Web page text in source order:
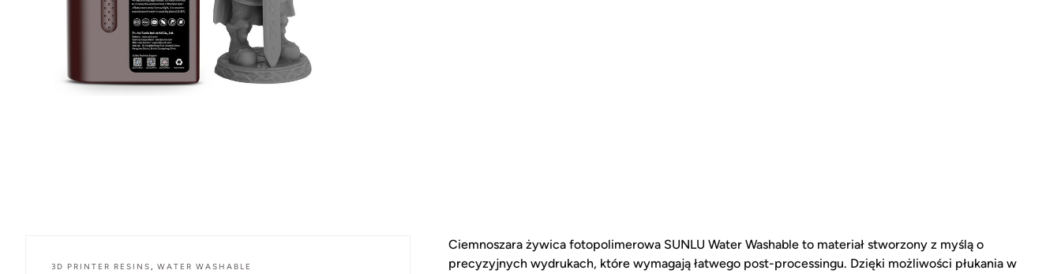
3D PRINTER RESINS, WATER WASHABLE
Ciemnoszara żywica fotopolimerowa SUNLU Water Washable to materiał stworzony z myślą o
precyzyjnych wydrukach, które wymagają łatwego post-processingu. Dzięki możliwości płukania w